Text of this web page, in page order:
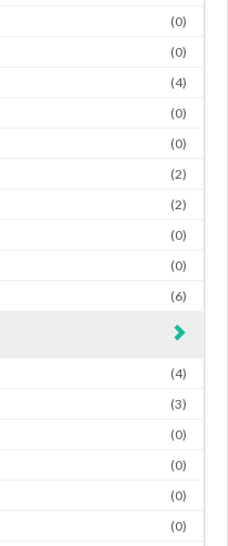
(0)
(0)
(4)
(0)
(0)
(2)
(2)
(0)
(0)
(6)
(4)
(3)
(0)
(0)
(0)
(0)